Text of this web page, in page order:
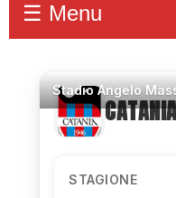
☰ Menu
StadioAngelo
STAGIONE